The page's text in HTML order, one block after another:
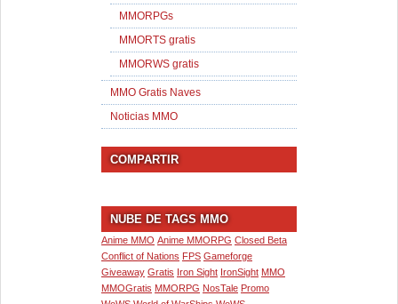
MMORPGs
MMORTS gratis
MMORWS gratis
MMO Gratis Naves
Noticias MMO
COMPARTIR
NUBE DE TAGS MMO
Anime MMO Anime MMORPG Closed Beta
Conflict of Nations FPS Gameforge
Giveaway Gratis Iron Sight IronSight MMO
MMOGratis MMORPG NosTale Promo